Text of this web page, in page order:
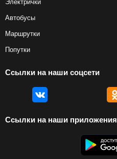
Электрички
Автобусы
Маршрутки
Попутки
Ссылки на наши соцсети
Ссылки на наши приложения